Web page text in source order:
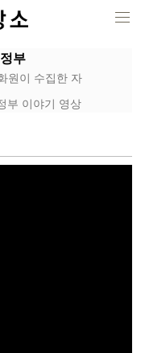
부
원이 수집한 자
부 이야기 영상